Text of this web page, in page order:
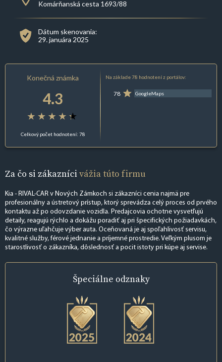
Komárňanská cesta 1693/88
Dátum skenovania:
29. januára 2025
Konečná známka
4.3
Celkový počet hodnotení: 78
Na základe 78 hodnotení z portálov:
78 GoogleMaps
Za čo si zákazníci vážia túto firmu
Kia - RIVAL-CAR v Nových Zámkoch si zákazníci cenia najmä pre
profesionálny a ústretový prístup, ktorý sprevádza celý proces od prvého
kontaktu až po odovzdanie vozidla. Predajcovia ochotne vysvetľujú
detaily, reagujú rýchlo a dokážu poradiť aj pri špecifických požiadavkách,
čo výrazne uľahčuje výber auta. Oceňovaná je aj spoľahlivosť servisu,
kvalitné služby, férové jednanie a príjemné prostredie. Veľkým plusom je
starostlivosť o zákazníka, dôslednosť a pocit istoty pri kúpe aj servise.
Špeciálne odznaky